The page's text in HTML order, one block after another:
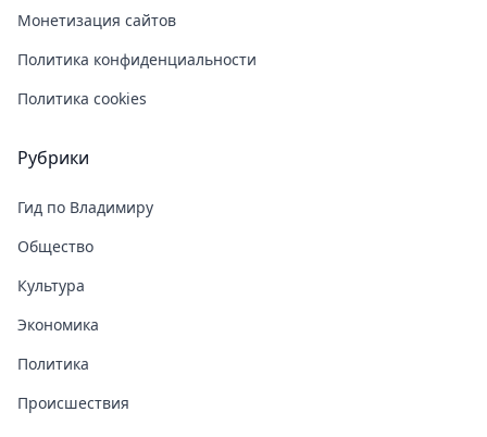
Монетизация сайтов
Политика конфиденциальности
Политика cookies
Рубрики
Гид по Владимиру
Общество
Культура
Экономика
Политика
Происшествия